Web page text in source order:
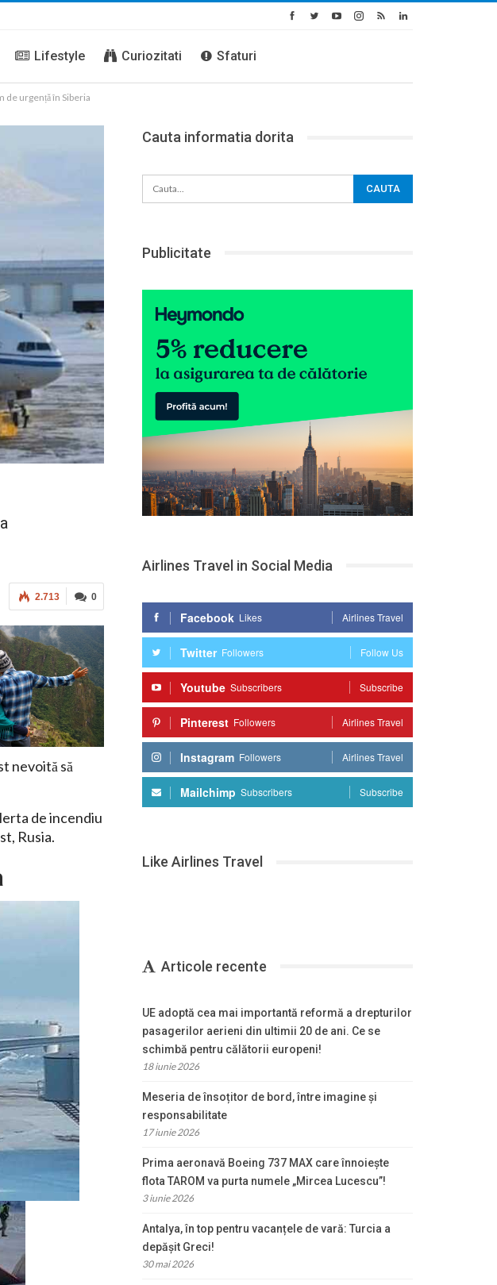
Lifestyle Curiozitati Sfaturi
de urgență în Siberia
0
2.713
nevoită să
de incendiu
Rusia.
Cauta informatia dorita
Publicitate
Airlines Travel in Social Media
Facebook Likes Airlines Travel
Twitter Followers Follow Us
Youtube Subscribers Subscribe
Pinterest Followers Airlines Travel
Instagram Followers Airlines Travel
Mailchimp Subscribers Subscribe
Like Airlines Travel
Articole recente
UE adoptă cea mai importantă reformă a drepturilor
pasagerilor aerieni din ultimii 20 de ani. Ce se
schimbă pentru călătorii europeni!
18 iunie 2026
Meseria de însoțitor de bord, între imagine și
responsabilitate
17 iunie 2026
Prima aeronavă Boeing 737 MAX care înnoiește
flota TAROM va purta numele „Mircea Lucescu”!
3 iunie 2026
Antalya, în top pentru vacanțele de vară: Turcia a
depășit Greci!
30 mai 2026